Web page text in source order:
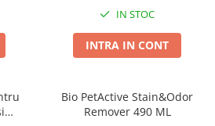
IN STOC
INTRA IN CONT
Bio PetActive Stain&Odor
Remover 490 ML